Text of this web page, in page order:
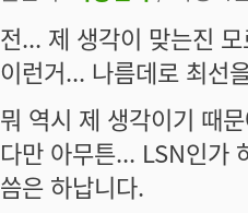
전... 제 생각이 맞는진
이런거... 나름데로 최선
뭐 역시 제 생각이기 때
다만 아무튼... LSN인가
씀은 하납니다.